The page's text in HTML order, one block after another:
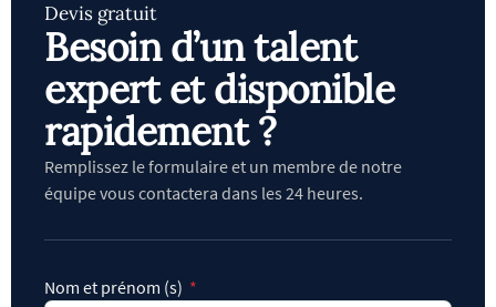
Devis gratuit
Besoin d’un talent
expert et disponible
rapidement ?
Remplissez le formulaire et un membre de notre
équipe vous contactera dans les 24 heures.
Nom et prénom (s)